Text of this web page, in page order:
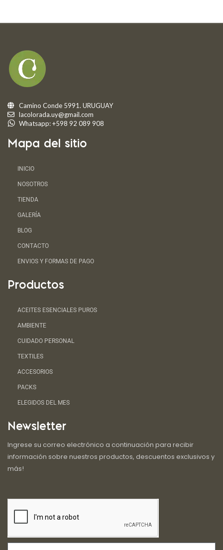
Camino Conde 5991. URUGUAY
lacolorada.uy@gmail.com
Whatsapp: +598 92 089 908
Mapa del sitio
INICIO
NOSOTROS
TIENDA
GALERÍA
BLOG
CONTACTO
ENVIOS Y FORMAS DE PAGO
Productos
ACEITES ESENCIALES PUROS
AMBIENTE
CUIDADO PERSONAL
TEXTILES
ACCESORIOS
PACKS
ELEGIDOS DEL MES
Newsletter
Ingrese su correo electrónico a continuación para recibir
información sobre nuestros productos, descuentos exclusivos y
más!